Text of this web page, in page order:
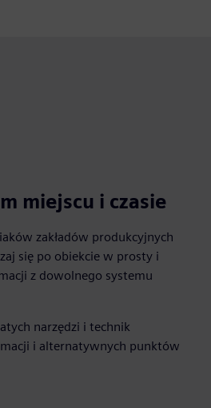
miejscu i czasie
zakładów produkcyjnych
się po obiekcie w prosty i
z dowolnego systemu
narzędzi i technik
i alternatywnych punktów